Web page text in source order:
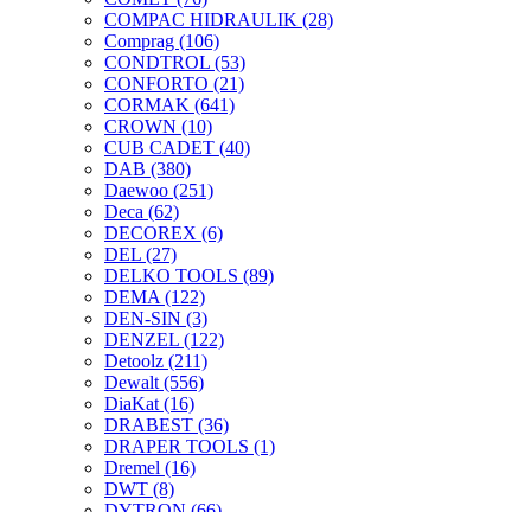
COMPAC HIDRAULIK (28)
Comprag (106)
CONDTROL (53)
CONFORTO (21)
CORMAK (641)
CROWN (10)
CUB CADET (40)
DAB (380)
Daewoo (251)
Deca (62)
DECOREX (6)
DEL (27)
DELKO TOOLS (89)
DEMA (122)
DEN-SIN (3)
DENZEL (122)
Detoolz (211)
Dewalt (556)
DiaKat (16)
DRABEST (36)
DRAPER TOOLS (1)
Dremel (16)
DWT (8)